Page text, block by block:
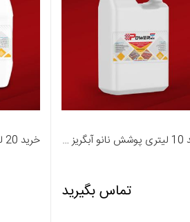
خرید 10 لیتری پوشش نانو آبگریز کننده N-02 - پاورمیکس
تماس بگیرید